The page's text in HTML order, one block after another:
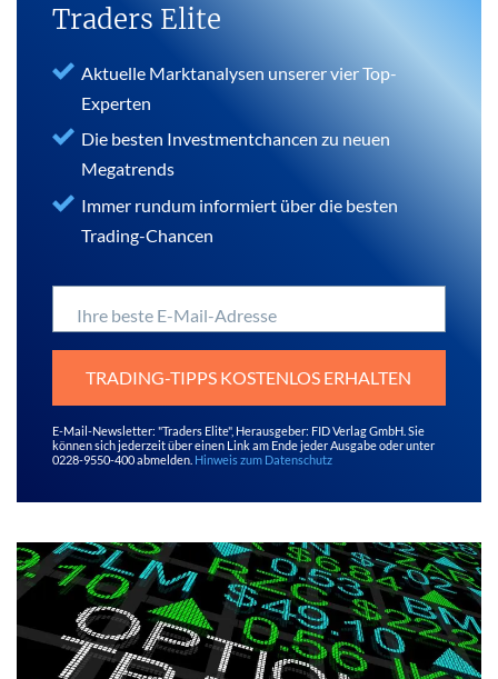
Traders Elite
Aktuelle Marktanalysen unserer vier Top-
Experten
Die besten Investmentchancen zu neuen
Megatrends
Immer rundum informiert über die besten
Trading-Chancen
Ihre beste E-Mail-Adresse
TRADING-TIPPS KOSTENLOS ERHALTEN
E-Mail-Newsletter: "Traders Elite", Herausgeber: FID Verlag GmbH. Sie
können sich jederzeit über einen Link am Ende jeder Ausgabe oder unter
0228-9550-400 abmelden. Hinweis zum Datenschutz